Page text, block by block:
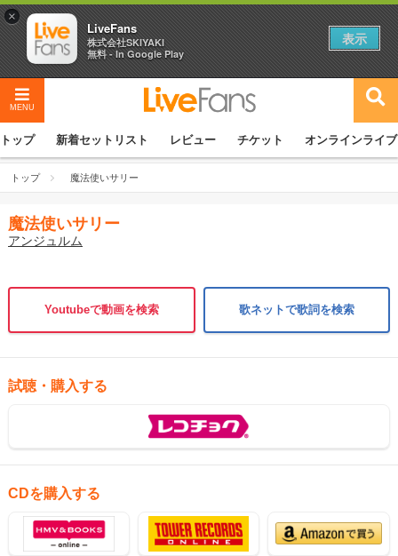
MENU
トップ 新着セットリスト レビュー チケット オンラインライブ
トップ 魔法使いサリー
魔法使いサリー
アンジュルム
Youtubeで動画を検索 歌ネットで歌詞を検索
試聴・購入する
CDを購入する
×
LiveFans
株式会社SKIYAKI
無料 - In Google Play
表示